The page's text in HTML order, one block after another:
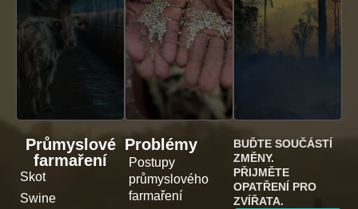
Průmyslové
farmaření
Skot
Swine
Problémy
Postupy
průmyslového
farmaření
BUĎTE SOUČÁSTÍ
ZMĚNY.
PŘIJMĚTE
OPATŘENÍ PRO
ZVÍŘATA.